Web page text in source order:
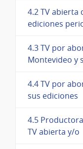
4.2 TV abierta
ediciones
4.3 TV por
Montevideo y
4.4 TV por
sus ediciones
4.5
TV abierta y/o